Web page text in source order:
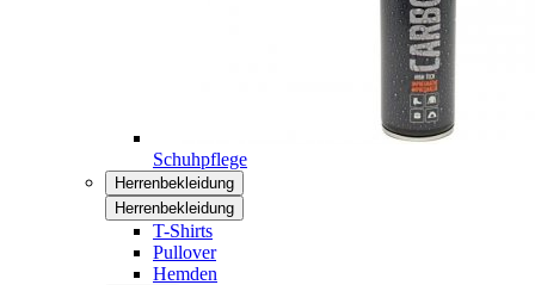
Schuhpflege
Herrenbekleidung
Herrenbekleidung
T-Shirts
Pullover
Hemden